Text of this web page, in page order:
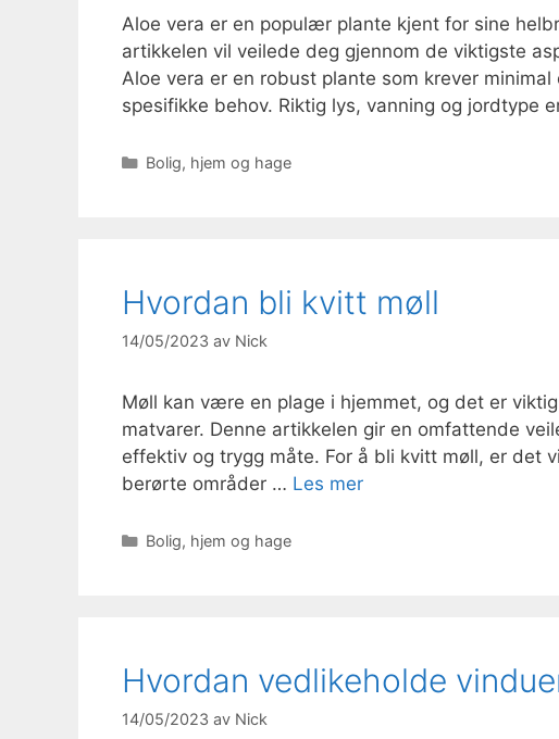
Aloe vera er en populær plante kjent for sine
artikkelen vil veilede deg gjennom de viktigste
Aloe vera er en robust plante som krever
spesifikke behov. Riktig lys, vanning og jordtype
Kategorier
Bolig, hjem og hage
Hvordan bli kvitt møll
14/05/2023 av Nick
Møll kan være en plage i hjemmet, og det er
matvarer. Denne artikkelen gir en omfattende
effektiv og trygg måte. For å bli kvitt møll, er det
berørte områder … Les mer
Kategorier
Bolig, hjem og hage
Hvordan vedlikeholde
14/05/2023 av Nick